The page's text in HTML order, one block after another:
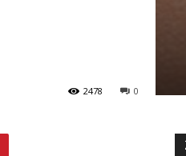
0
2478